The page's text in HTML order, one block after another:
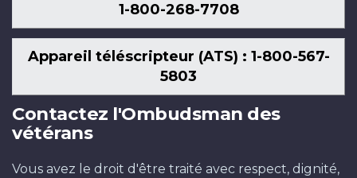
1-800-268-7708
Appareil téléscripteur (ATS) : 1-800-567-
5803
Contactez l'Ombudsman des
vétérans
Vous avez le droit d'être traité avec respect, dignité,